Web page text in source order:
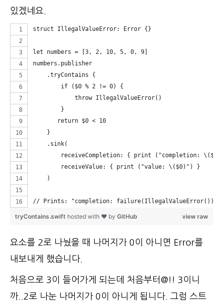
있겠네요.
struct IllegalValueError: Error {}
let numbers = [3, 2, 10, 5, 0, 9]
numbers.publisher
    .tryContains {
        if ($0 % 2 != 0) {
            throw IllegalValueError()
        }
       return $0 < 10
    }
    .sink(
receiveCompletion: { print ("completion:
        receiveValue: { print ("value: \($0)") }
    )
// Prints: "completion: failure(IllegalValueError())"
view raw
tryContains.swift hosted with ❤ by GitHub
요소를 2로 나눴을 때 나머지가 0이 아니면 Error를
내보내게 했습니다.
처음으로 3이 들어가게 되는데 처음부터@!! 3이니
까..2로 나눈 나머지가 0이 아니게 됩니다. 그럼 스트